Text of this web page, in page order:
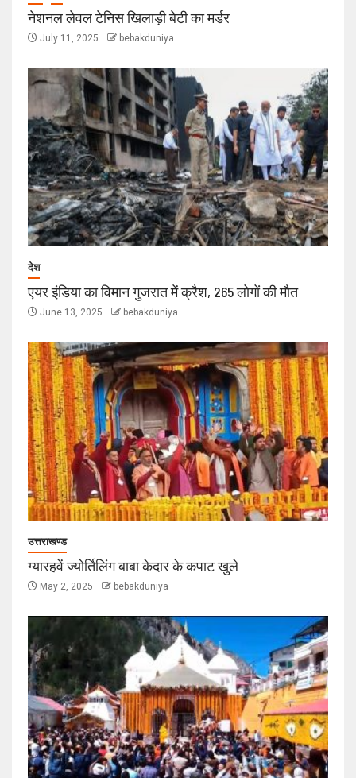
नेशनल लेवल टेनिस खिलाड़ी बेटी का मर्डर
July 11, 2025 bebakduniya
देश
एयर इंडिया का विमान गुजरात में क्रैश, 265 लोगों की मौत
June 13, 2025 bebakduniya
उत्तराखण्ड
ग्यारहवें ज्योर्तिलिंग बाबा केदार के कपाट खुले
May 2, 2025 bebakduniya